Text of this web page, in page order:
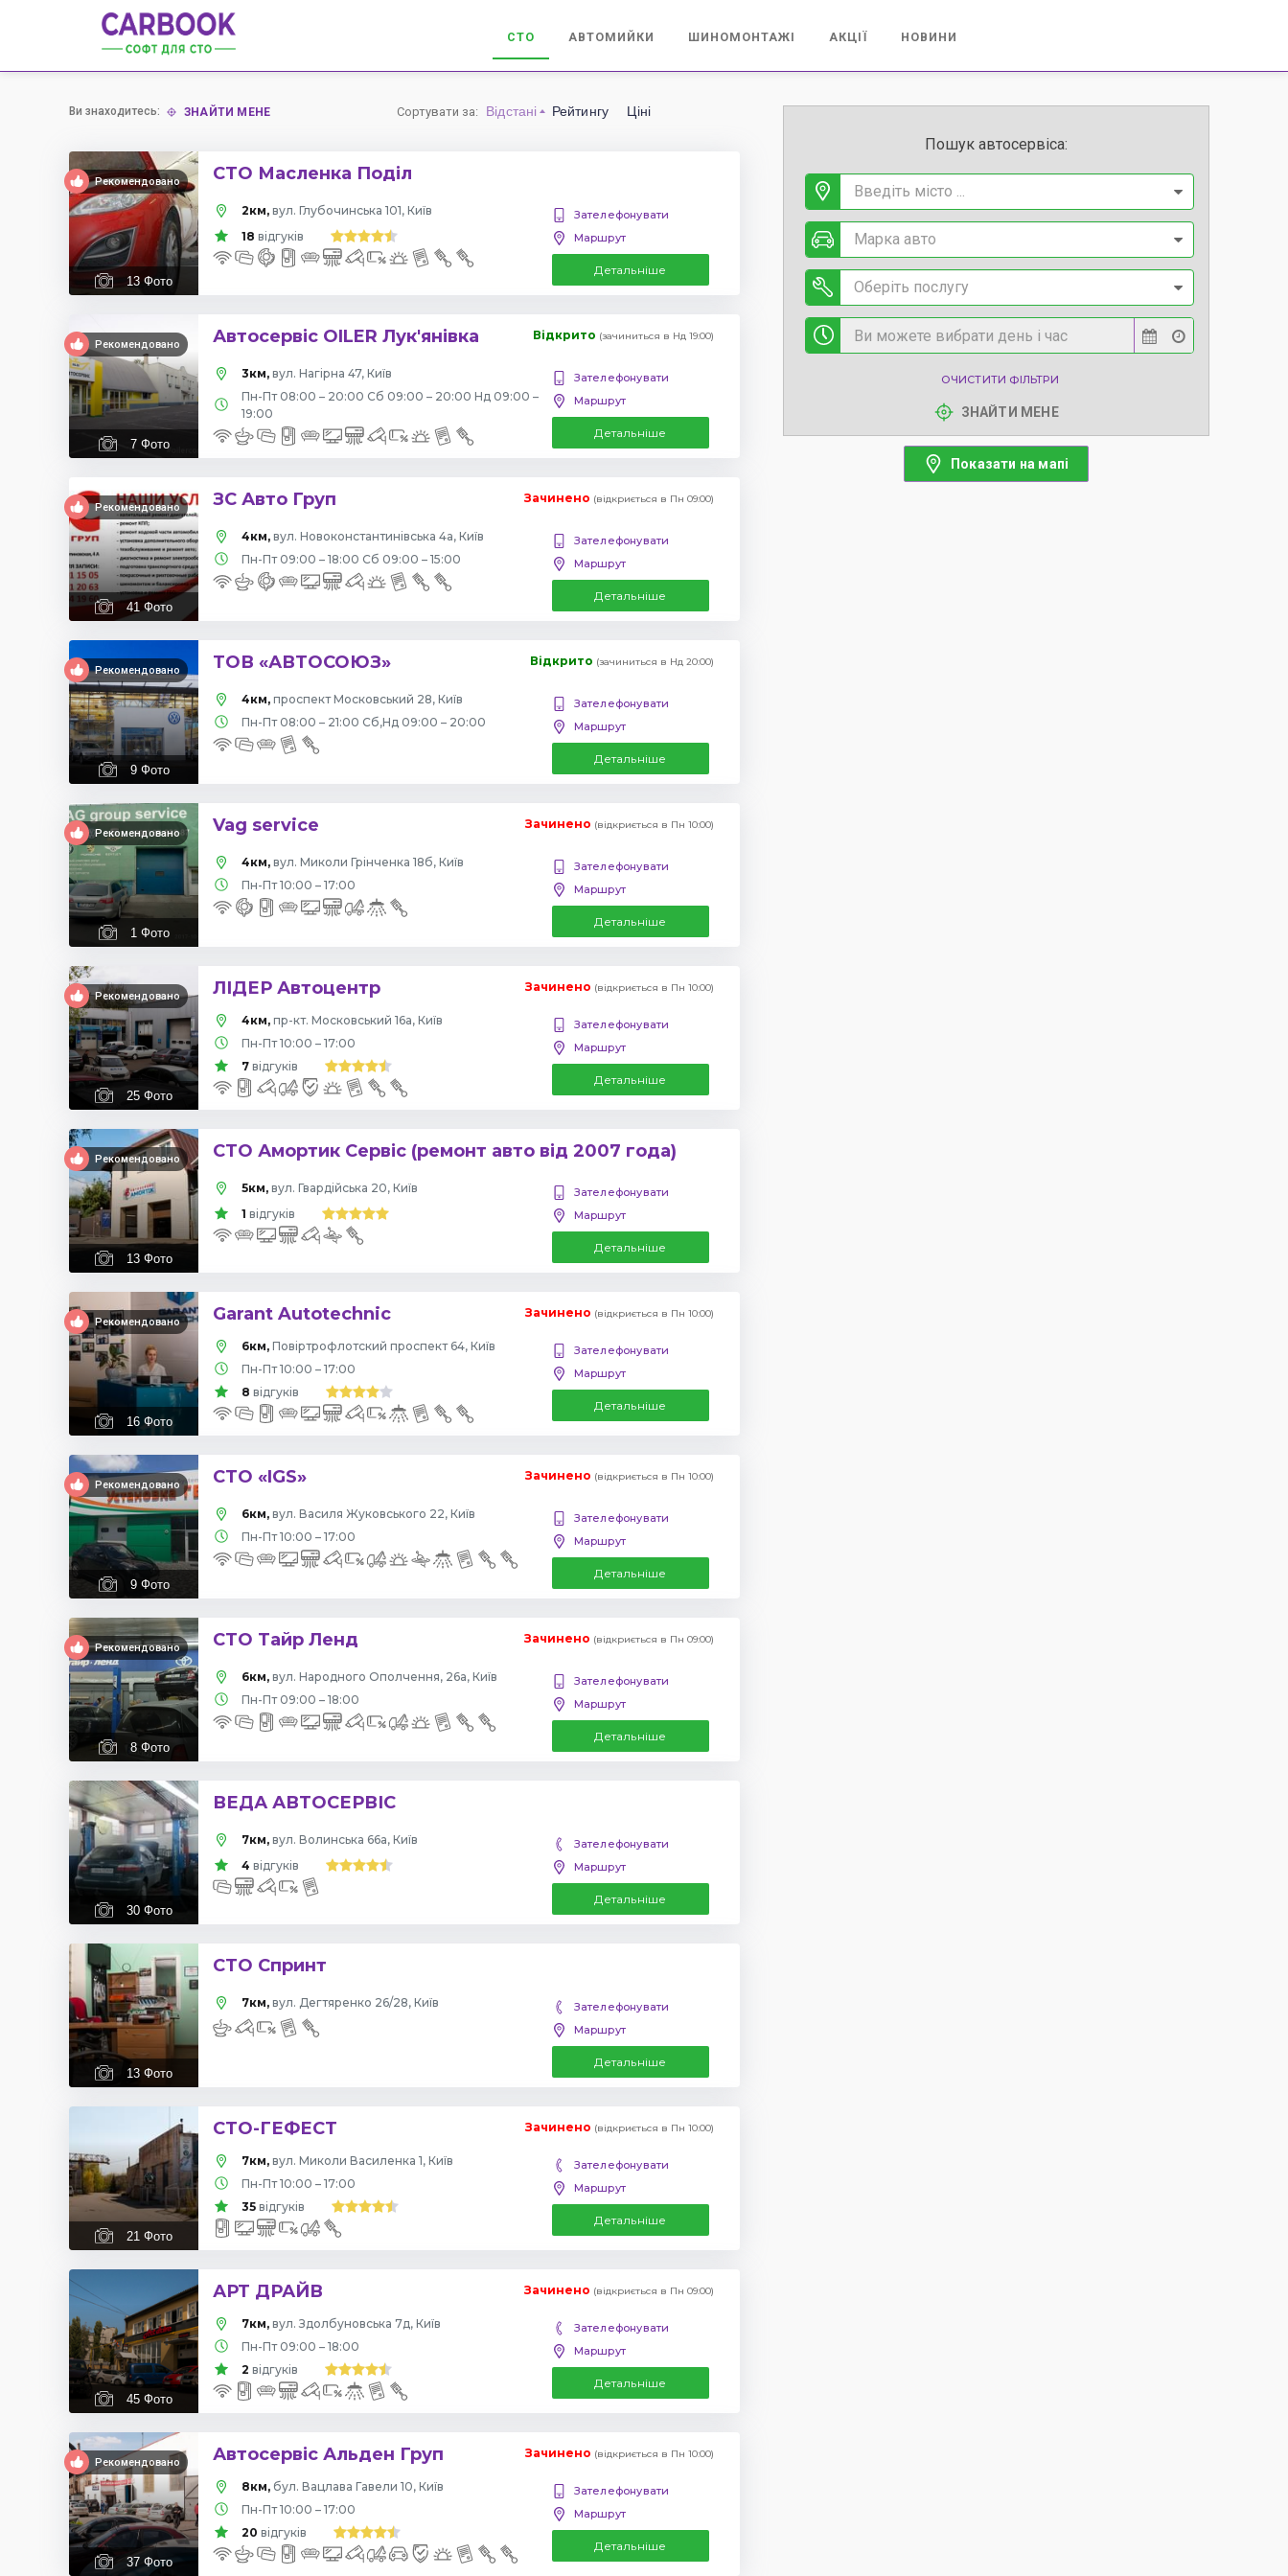
СТО АВТОМИЙКИ ШИНОМОНТАЖІ АКЦІЇ НОВИНИ
Ви знаходитесь: ЗНАЙТИ МЕНЕ Сортувати за: Відстані Рейтингу Ціні
Рекомендовано
13 Фото
СТО Масленка Поділ
2км, вул. Глубочинська 101, Київ
18 відгуків
Зателефонувати
Маршрут
Детальніше
Рекомендовано
7 Фото
Автосервіс OILER Лук'янівка Відкрито (зачиниться в Нд 19:00)
3км, вул. Нагірна 47, Київ
Пн-Пт 08:00 – 20:00 Сб 09:00 – 20:00 Нд 09:00 –
19:00
Зателефонувати
Маршрут
Детальніше
Рекомендовано
41 Фото
ЗС Авто Груп Зачинено (відкриється в Пн 09:00)
4км, вул. Новоконстантинівська 4а, Київ
Пн-Пт 09:00 – 18:00 Сб 09:00 – 15:00
Зателефонувати
Маршрут
Детальніше
Рекомендовано
9 Фото
ТОВ «АВТОСОЮЗ» Відкрито (зачиниться в Нд 20:00)
4км, проспект Московський 28, Київ
Пн-Пт 08:00 – 21:00 Сб,Нд 09:00 – 20:00
Зателефонувати
Маршрут
Детальніше
Рекомендовано
1 Фото
Vag service Зачинено (відкриється в Пн 10:00)
4км, вул. Миколи Грінченка 18б, Київ
Пн-Пт 10:00 – 17:00
Зателефонувати
Маршрут
Детальніше
Рекомендовано
25 Фото
ЛІДЕР Автоцентр Зачинено (відкриється в Пн 10:00)
4км, пр-кт. Московський 16а, Київ
Пн-Пт 10:00 – 17:00
7 відгуків
Зателефонувати
Маршрут
Детальніше
Рекомендовано
13 Фото
СТО Амортик Сервіс (ремонт авто від 2007 года)
5км, вул. Гвардійська 20, Київ
1 відгуків
Зателефонувати
Маршрут
Детальніше
Рекомендовано
16 Фото
Garant Autotechnic Зачинено (відкриється в Пн 10:00)
6км,
Повіртрофлотский проспект 64, Київ
Пн-Пт 10:00 – 17:00
8 відгуків
Зателефонувати
Маршрут
Детальніше
Рекомендовано
9 Фото
СТО «IGS» Зачинено (відкриється в Пн 10:00)
6км, вул. Василя Жуковського 22, Київ
Пн-Пт 10:00 – 17:00
Зателефонувати
Маршрут
Детальніше
Рекомендовано
8 Фото
СТО Тайр Ленд Зачинено (відкриється в Пн 09:00)
6км, вул. Народного Ополчення, 26а, Київ
Пн-Пт 09:00 – 18:00
Зателефонувати
Маршрут
Детальніше
30 Фото
ВЕДА АВТОСЕРВІС
7км, вул. Волинська 66а, Київ
4 відгуків
Зателефонувати
Маршрут
Детальніше
13 Фото
СТО Спринт
7км, вул. Дегтяренко 26/28, Київ
Зателефонувати
Маршрут
Детальніше
21 Фото
СТО-ГЕФЕСТ Зачинено (відкриється в Пн 10:00)
7км, вул. Миколи Василенка 1, Київ
Пн-Пт 10:00 – 17:00
35 відгуків
Зателефонувати
Маршрут
Детальніше
45 Фото
АРТ ДРАЙВ Зачинено (відкриється в Пн 09:00)
7км, вул. Здолбуновська 7д, Київ
Пн-Пт 09:00 – 18:00
2 відгуків
Зателефонувати
Маршрут
Детальніше
Рекомендовано
37 Фото
Автосервіс Альден Груп Зачинено (відкриється в Пн 10:00)
8км, бул. Вацлава Гавели 10, Київ
Пн-Пт 10:00 – 17:00
20 відгуків
Зателефонувати
Маршрут
Детальніше
Пошук автосервіса:
Введіть місто ...
Марка авто
Оберіть послугу
ОЧИСТИТИ ФІЛЬТРИ
ЗНАЙТИ МЕНЕ
Показати на мапі